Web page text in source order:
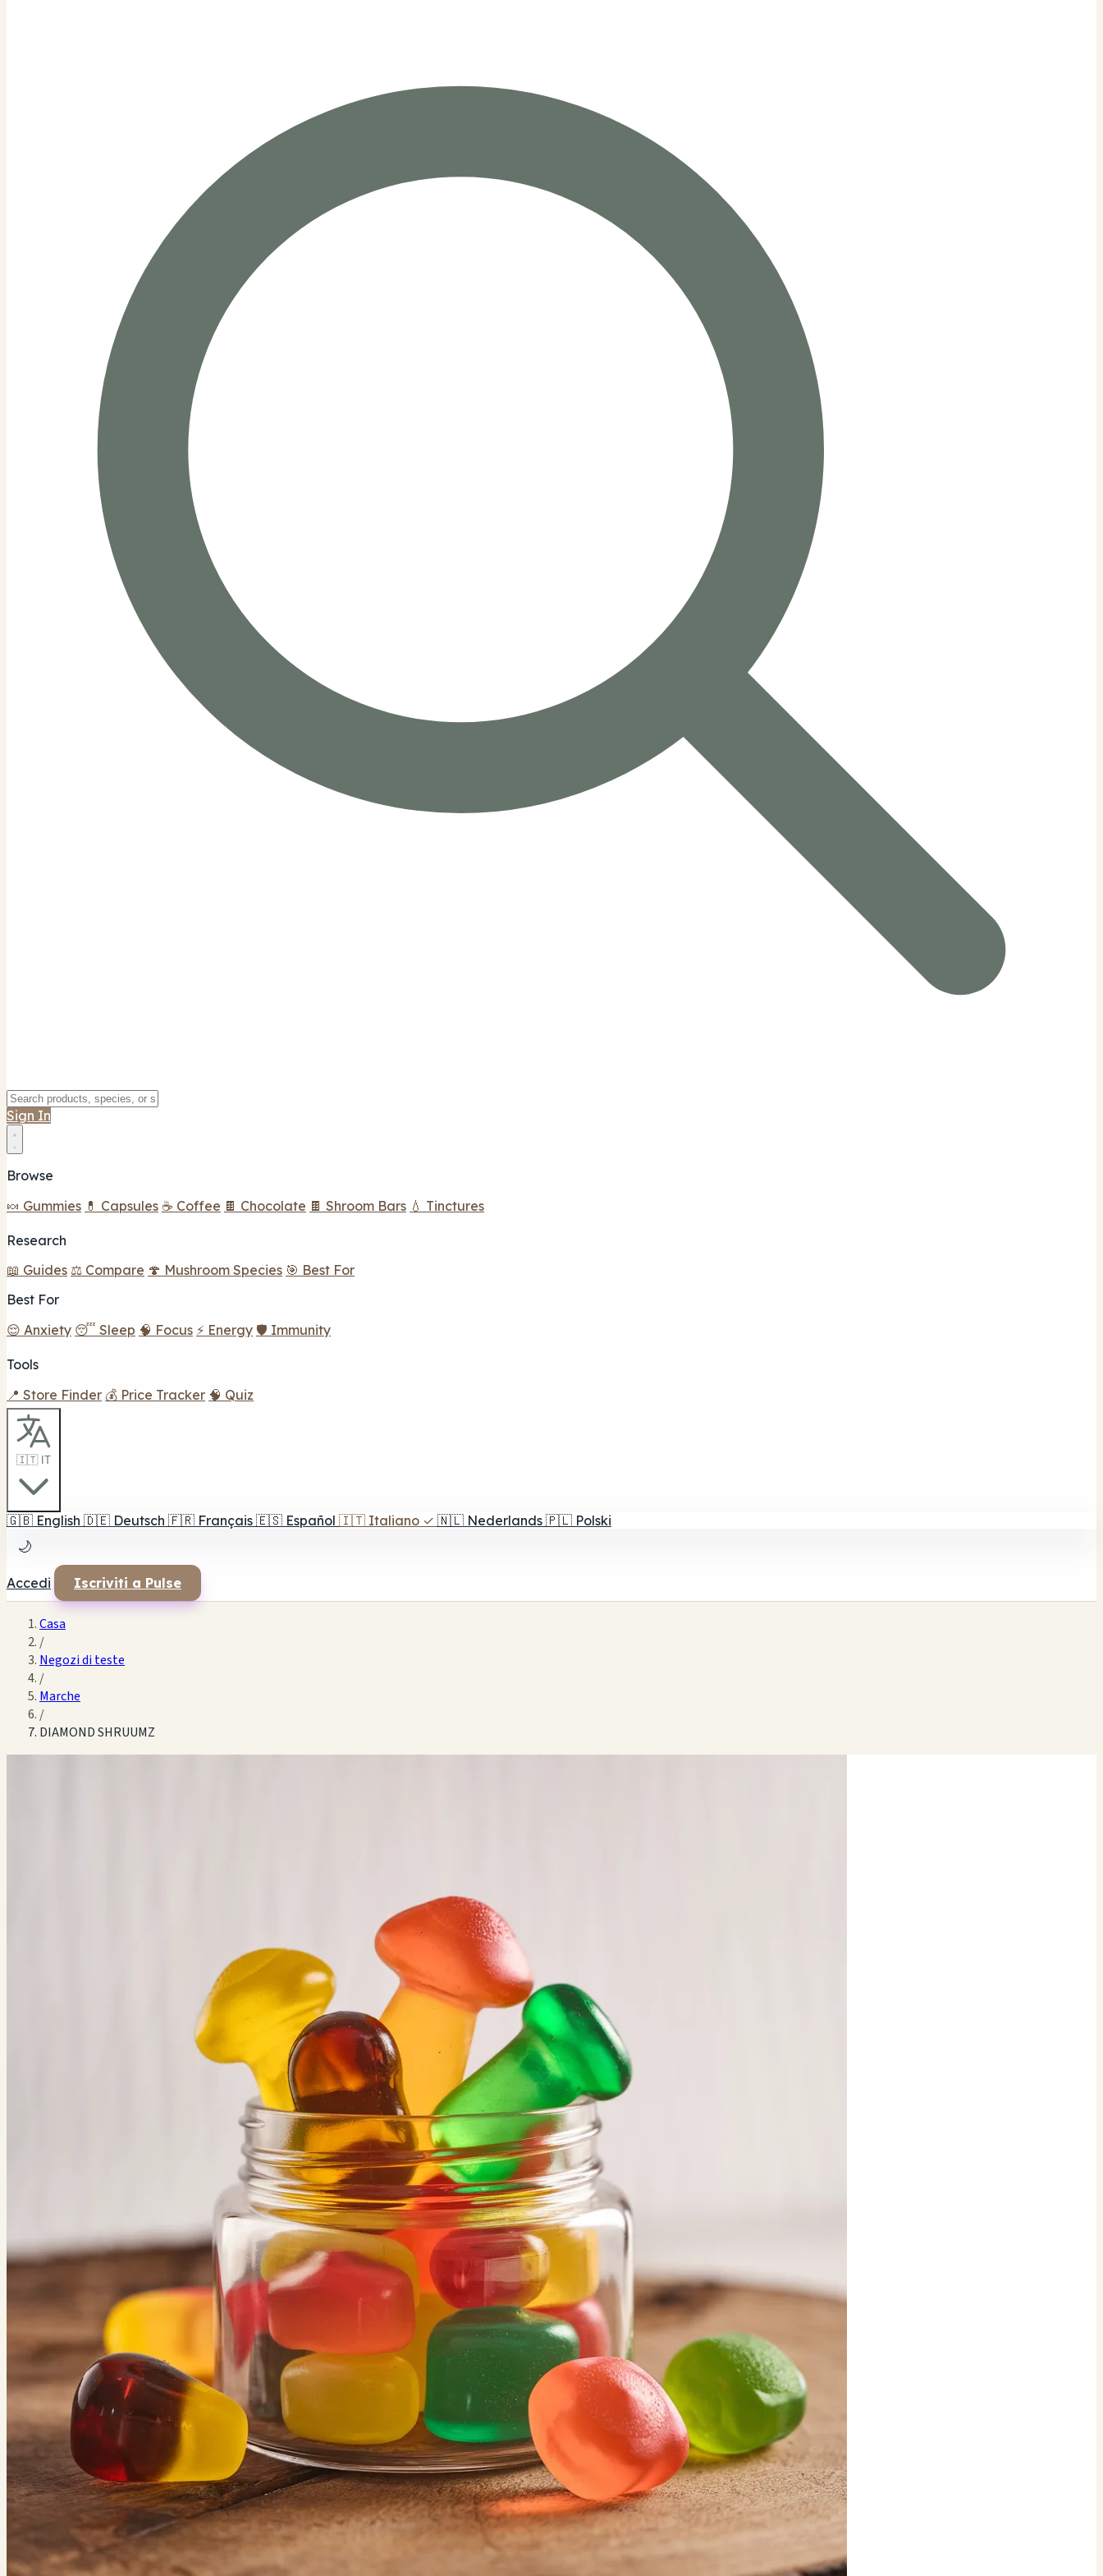
Sign In
Browse
🍬 Gummies 💊 Capsules ☕ Coffee 🍫 Chocolate 🍫 Shroom Bars 💧 Tinctures
Research
📖 Guides ⚖️ Compare 🍄 Mushroom Species 🎯 Best For
Best For
😌 Anxiety 😴 Sleep 🧠 Focus ⚡ Energy 🛡️ Immunity
Tools
📍 Store Finder 💰 Price Tracker 🧠 Quiz
🇮🇹 IT
🇬🇧 English 🇩🇪 Deutsch 🇫🇷 Français 🇪🇸 Español 🇮🇹 Italiano ✓ 🇳🇱 Nederlands 🇵🇱 Polski
🌙
Accedi Iscriviti a Pulse
Casa
/
Negozi di teste
/
Marche
/
DIAMOND SHRUUMZ